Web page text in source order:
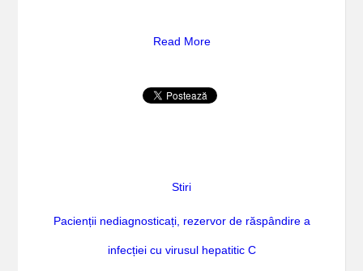
Read More
Stiri
Pacienții nediagnosticați, rezervor de răspândire a
infecției cu virusul hepatitic C